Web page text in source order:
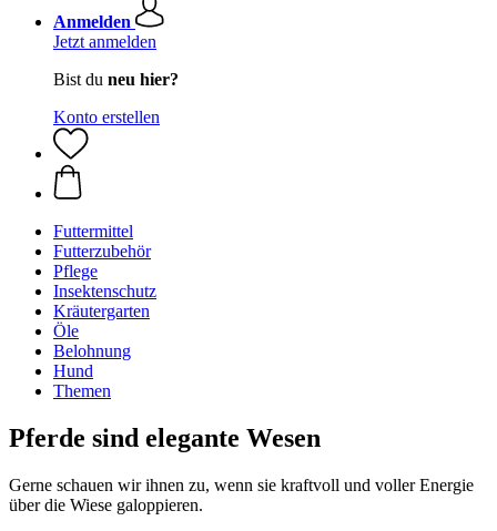
Anmelden
Jetzt anmelden
Bist du neu hier?
Konto erstellen
Futtermittel
Futterzubehör
Pflege
Insektenschutz
Kräutergarten
Öle
Belohnung
Hund
Themen
Pferde sind elegante Wesen
Gerne schauen wir ihnen zu, wenn sie kraftvoll und voller Energie
über die Wiese galoppieren.